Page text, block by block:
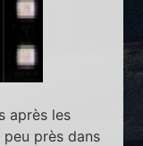
après les
près dans